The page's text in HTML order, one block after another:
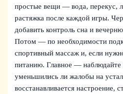
простые вещи — вода, перекус,
растяжка после каждой игры.
добавить контроль сна и
Потом — по необходимости
спортивный массаж и, если
питанию. Главное — наблюдайте
уменьшились ли жалобы на
восстанавливается настроение,